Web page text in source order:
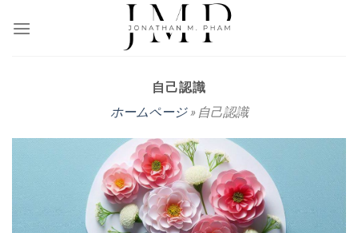
自己認識
ホームページ» 自己認識